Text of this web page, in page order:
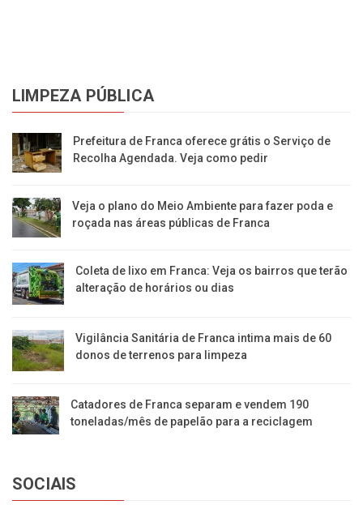
LIMPEZA PÚBLICA
Prefeitura de Franca oferece grátis o Serviço de
Recolha Agendada. Veja como pedir
Veja o plano do Meio Ambiente para fazer poda e
roçada nas áreas públicas de Franca
Coleta de lixo em Franca: Veja os bairros que terão
alteração de horários ou dias
Vigilância Sanitária de Franca intima mais de 60
donos de terrenos para limpeza
Catadores de Franca separam e vendem 190
toneladas/mês de papelão para a reciclagem
SOCIAIS